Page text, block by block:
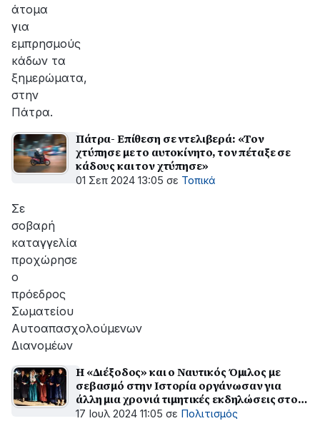
άτομα
για
εμπρησμούς
κάδων τα
ξημερώματα,
στην
Πάτρα.
Πάτρα- Επίθεση σε ντελιβερά: «Τον
χτύπησε με το αυτοκίνητο, τον πέταξε σε
κάδους και τον χτύπησε»
01 Σεπ 2024 13:05 σε Τοπικά
Σε
σοβαρή
καταγγελία
προχώρησε
ο
πρόεδρος
Σωματείου
Αυτοαπασχολούμενων
Διανομέων
Η «Διέξοδος» και ο Ναυτικός Όμιλος με
σεβασμό στην Ιστορία οργάνωσαν για
άλλη μια χρονιά τιμητικές εκδηλώσεις στο
νησί Κάλαμος
17 Ιουλ 2024 11:05 σε Πολιτισμός